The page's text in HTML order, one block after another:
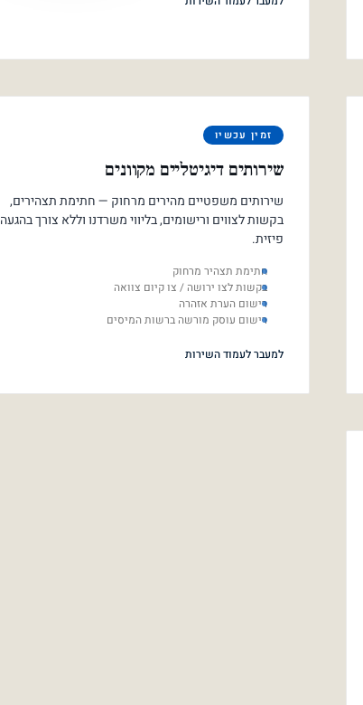
זמין עכשיו
שירותים דיגיטליים מקוונים
שירותים משפטיים מהירים מרחוק — חתימת תצהירים,
בקשות לצווים ורישומים, בליווי משרדנו וללא צורך בהגעה
פיזית.
חתימת תצהיר מרחוק
בקשות לצו ירושה / צו קיום צוואה
רישום הערת אזהרה
רישום עוסק מורשה ברשות המיסים
למעבר לעמוד השירות